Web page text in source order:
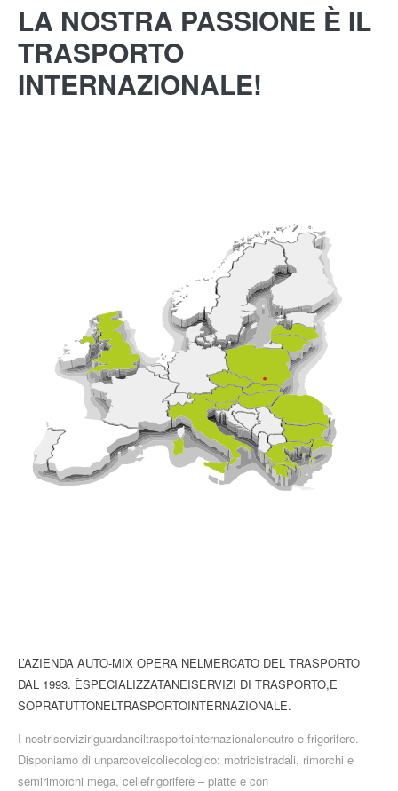
GALLERIA
LA NOSTRA PASSIONE È IL
TRASPORTO
INTERNAZIONALE!
L’AZIENDA AUTO-MIX OPERA NELMERCATO DEL TRASPORTO
DAL 1993. ÈSPECIALIZZATANEISERVIZI DI TRASPORTO,E
SOPRATUTTONELTRASPORTOINTERNAZIONALE.
I nostriserviziriguardanoiltrasportointernazionaleneutro e frigorifero.
Disponiamo di unparcoveicoliecologico: motricistradali, rimorchi e
semirimorchi mega, cellefrigorifere – piatte e con